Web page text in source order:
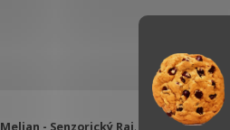
Melian - Senzorický Raj. Všetky práva